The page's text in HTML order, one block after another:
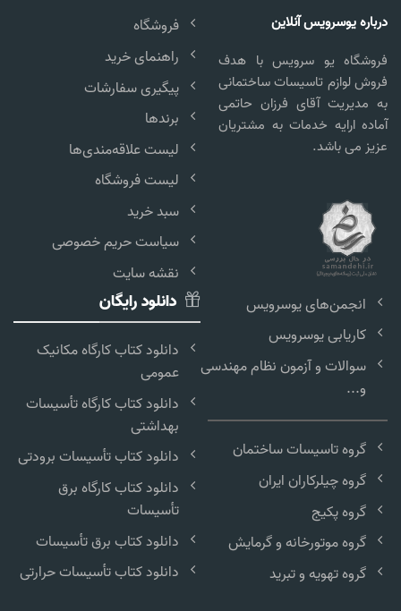
درباره یوسرویس آنلاین
فروشگاه یو سرویس با هدف
فروش لوازم تاسیسات ساختمانی
به مدیریت آقای فرزان حاتمی
آماده ارایه خدمات به مشتریان
عزیز می باشد.
فروشگاه
راهنمای خرید
پیگیری سفارشات
برندها
لیست علاقه‌مندی‌ها
لیست فروشگاه
سبد خرید
سیاست حریم خصوصی
نقشه سایت
انجمن‌های یوسرویس
کاریابی یوسرویس
سوالات و آزمون نظام مهندسی
و...
گروه تاسیسات ساختمان
گروه چیلرکاران ایران
گروه پکیج
گروه موتورخانه و گرمایش
گروه تهویه و تبرید
دانلود رایگان
دانلود کتاب کارگاه مکانیک
عمومی
دانلود کتاب کارگاه تأسیسات
بهداشتی
دانلود کتاب تأسیسات برودتی
دانلود کتاب کارگاه برق
تأسیسات
دانلود کتاب برق تأسیسات
دانلود کتاب تأسیسات حرارتی